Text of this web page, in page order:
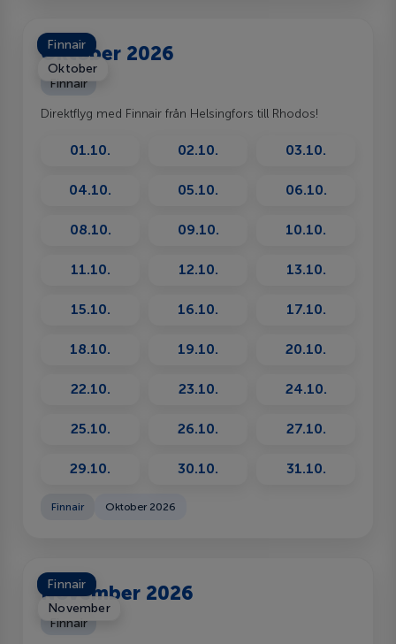
Finnair
Oktober
Oktober 2026
Finnair
Direktflyg med Finnair från Helsingfors till Rhodos!
01.10. 02.10. 03.10.
04.10. 05.10. 06.10.
08.10. 09.10. 10.10.
11.10. 12.10. 13.10.
15.10. 16.10. 17.10.
18.10. 19.10. 20.10.
22.10. 23.10. 24.10.
25.10. 26.10. 27.10.
29.10. 30.10. 31.10.
Finnair Oktober 2026
Finnair
November
November 2026
Finnair